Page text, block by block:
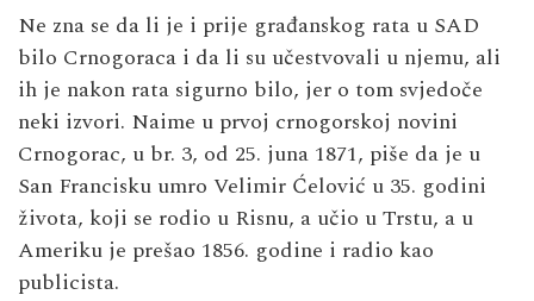
Ne zna se da li je i prije građanskog rata u SAD
bilo Crnogoraca i da li su učestvovali u njemu, ali
ih je nakon rata sigurno bilo, jer o tom svjedoče
neki izvori. Naime u prvoj crnogorskoj novini
Crnogorac, u br. 3, od 25. juna 1871, piše da je u
San Francisku umro Velimir Ćelović u 35. godini
života, koji se rodio u Risnu, a učio u Trstu, a u
Ameriku je prešao 1856. godine i radio kao
publicista.